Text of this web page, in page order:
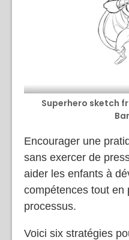
Superhero sketch
Encourager une
sans exercer de
aider les enfants à
compétences tout en
processus.
Voici six stratégies